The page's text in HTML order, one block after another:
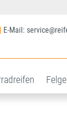
E-Mail: